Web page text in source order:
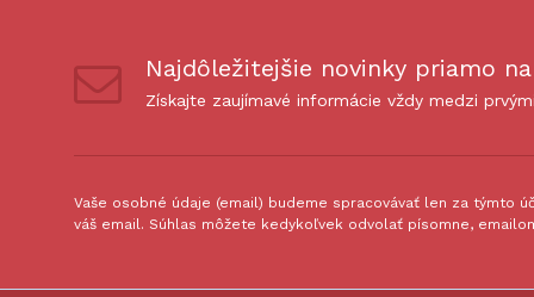
Najdôležitejšie novinky priamo
Získajte zaujímavé informácie vždy medzi
Vaše osobné údaje (email) budeme spracovávať len za týmto
váš email. Súhlas môžete kedykoľvek odvolať písomne,